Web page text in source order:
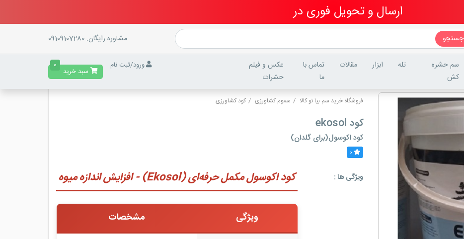
ارسال و تحویل فوری در
جستجو مشاوره رایگان: 09109107280
سم حشره
کش
تله ابزار مقالات
تماس با
ما
عکس و فیلم
حشرات
ورود/ثبت نام 0
سبد خرید
فروشگاه خرید سم بیا تو کالا سموم کشاورزی کود کشاورزی
کود ekosol
کود اکوسول(برای گلدان)
0
ویژگی ها : کود اکوسول مکمل حرفه‌ای (Ekosol) - افزایش اندازه میوه
ویژگی مشخصات